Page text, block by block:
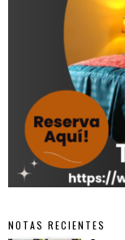
NOTAS RECIENTES